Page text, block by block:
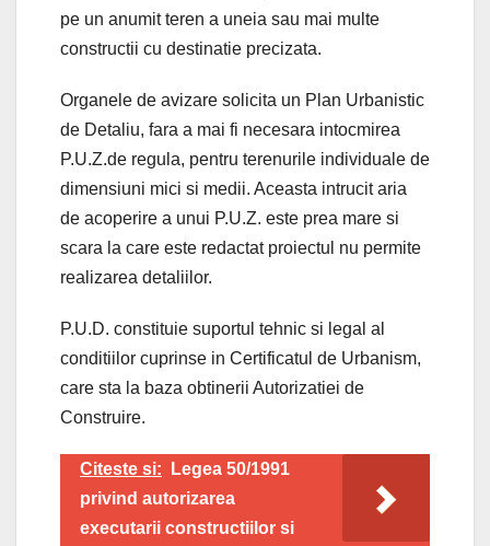
pe un anumit teren a uneia sau mai multe
constructii cu destinatie precizata.
Organele de avizare solicita un Plan Urbanistic
de Detaliu, fara a mai fi necesara intocmirea
P.U.Z.de regula, pentru terenurile individuale de
dimensiuni mici si medii. Aceasta intrucit aria
de acoperire a unui P.U.Z. este prea mare si
scara la care este redactat proiectul nu permite
realizarea detaliilor.
P.U.D. constituie suportul tehnic si legal al
conditiilor cuprinse in Certificatul de Urbanism,
care sta la baza obtinerii Autorizatiei de
Construire.
Citeste si:
Legea 50/1991
privind autorizarea
executarii constructiilor si